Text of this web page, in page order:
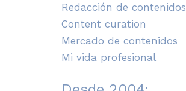
Redacción de contenidos
Content curation
Mercado de contenidos
Mi vida profesional